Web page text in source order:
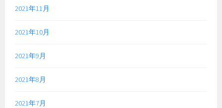
2021年11月
2021年10月
2021年9月
2021年8月
2021年7月